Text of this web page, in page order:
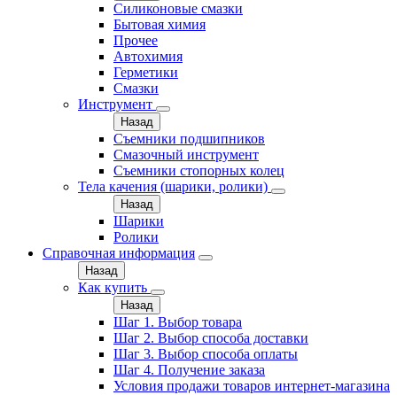
Силиконовые смазки
Бытовая химия
Прочее
Автохимия
Герметики
Смазки
Инструмент
Назад
Съемники подшипников
Смазочный инструмент
Съемники стопорных колец
Тела качения (шарики, ролики)
Назад
Шарики
Ролики
Справочная информация
Назад
Как купить
Назад
Шаг 1. Выбор товара
Шаг 2. Выбор способа доставки
Шаг 3. Выбор способа оплаты
Шаг 4. Получение заказа
Условия продажи товаров интернет-магазина